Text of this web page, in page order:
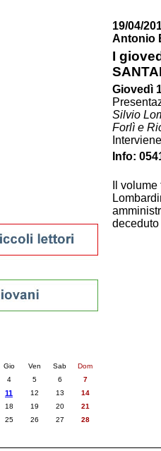
19/04/
Antonio
I
Giovedì
Silvio
Forlì e
Info:
Il
Gio Ven Sab
Dom
4 5 6
7
11 12 13
14
18 19 20
21
25 26 27
28